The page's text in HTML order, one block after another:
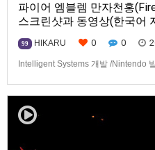
파이어 엠블렘 만자천홍
스크린샷과 동영상(한국어
99 HIKARU 0 0
Intelligent Systems 개발 /Nintendo